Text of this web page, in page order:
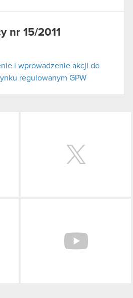
nr 15/2011
i wprowadzenie akcji do
regulowanym GPW